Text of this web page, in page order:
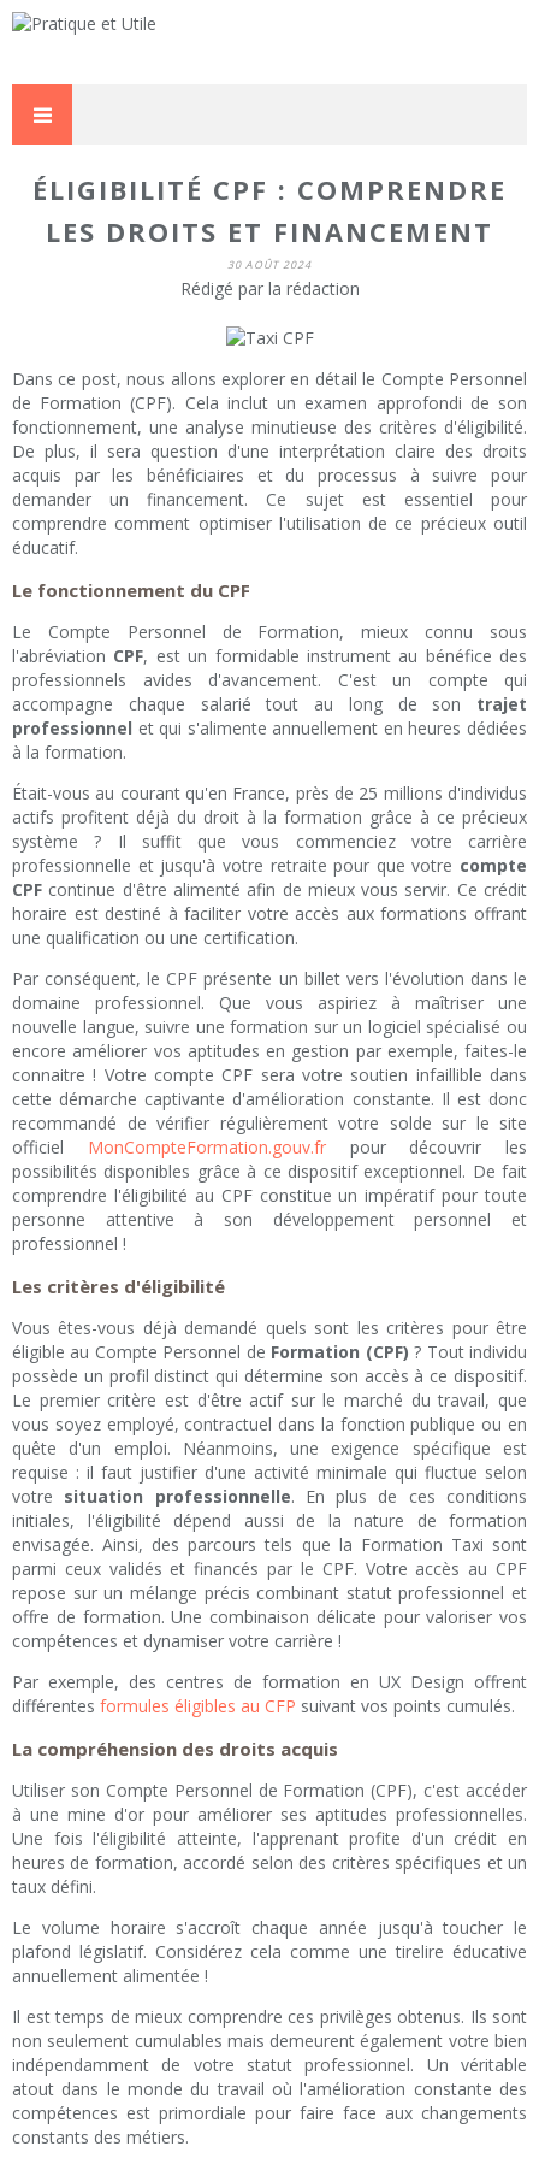
ÉLIGIBILITÉ CPF : COMPRENDRE
LES DROITS ET FINANCEMENT
30 AOÛT 2024
Rédigé par la rédaction
Dans ce post, nous allons explorer en détail le Compte Personnel
de Formation (CPF). Cela inclut un examen approfondi de son
fonctionnement, une analyse minutieuse des critères d'éligibilité.
De plus, il sera question d'une interprétation claire des droits
acquis par les bénéficiaires et du processus à suivre pour
demander un financement. Ce sujet est essentiel pour
comprendre comment optimiser l'utilisation de ce précieux outil
éducatif.
Le fonctionnement du CPF
Le Compte Personnel de Formation, mieux connu sous
l'abréviation CPF, est un formidable instrument au bénéfice des
professionnels avides d'avancement. C'est un compte qui
accompagne chaque salarié tout au long de son trajet
professionnel et qui s'alimente annuellement en heures dédiées
à la formation.
Était-vous au courant qu'en France, près de 25 millions d'individus
actifs profitent déjà du droit à la formation grâce à ce précieux
système ? Il suffit que vous commenciez votre carrière
professionnelle et jusqu'à votre retraite pour que votre compte
CPF continue d'être alimenté afin de mieux vous servir. Ce crédit
horaire est destiné à faciliter votre accès aux formations offrant
une qualification ou une certification.
Par conséquent, le CPF présente un billet vers l'évolution dans le
domaine professionnel. Que vous aspiriez à maîtriser une
nouvelle langue, suivre une formation sur un logiciel spécialisé ou
encore améliorer vos aptitudes en gestion par exemple, faites-le
connaitre ! Votre compte CPF sera votre soutien infaillible dans
cette démarche captivante d'amélioration constante. Il est donc
recommandé de vérifier régulièrement votre solde sur le site
officiel MonCompteFormation.gouv.frpour découvrir les
possibilités disponibles grâce à ce dispositif exceptionnel. De fait
comprendre l'éligibilité au CPF constitue un impératif pour toute
personne attentive à son développement personnel et
professionnel !
Les critères d'éligibilité
Vous êtes-vous déjà demandé quels sont les critères pour être
éligible au Compte Personnel de Formation (CPF) ? Tout individu
possède un profil distinct qui détermine son accès à ce dispositif.
Le premier critère est d'être actif sur le marché du travail, que
vous soyez employé, contractuel dans la fonction publique ou en
quête d'un emploi. Néanmoins, une exigence spécifique est
requise : il faut justifier d'une activité minimale qui fluctue selon
votre situation professionnelle. En plus de ces conditions
initiales, l'éligibilité dépend aussi de la nature de formation
envisagée. Ainsi, des parcours tels que la Formation Taxi sont
parmi ceux validés et financés par le CPF. Votre accès au CPF
repose sur un mélange précis combinant statut professionnel et
offre de formation. Une combinaison délicate pour valoriser vos
compétences et dynamiser votre carrière !
Par exemple, des centres de formation en UX Design offrent
différentes formules éligibles au CFP suivant vos points cumulés.
La compréhension des droits acquis
Utiliser son Compte Personnel de Formation (CPF), c'est accéder
à une mine d'or pour améliorer ses aptitudes professionnelles.
Une fois l'éligibilité atteinte, l'apprenant profite d'un crédit en
heures de formation, accordé selon des critères spécifiques et un
taux défini.
Le volume horaire s'accroît chaque année jusqu'à toucher le
plafond législatif. Considérez cela comme une tirelire éducative
annuellement alimentée !
Il est temps de mieux comprendre ces privilèges obtenus. Ils sont
non seulement cumulables mais demeurent également votre bien
indépendamment de votre statut professionnel. Un véritable
atout dans le monde du travail où l'amélioration constante des
compétences est primordiale pour faire face aux changements
constants des métiers.